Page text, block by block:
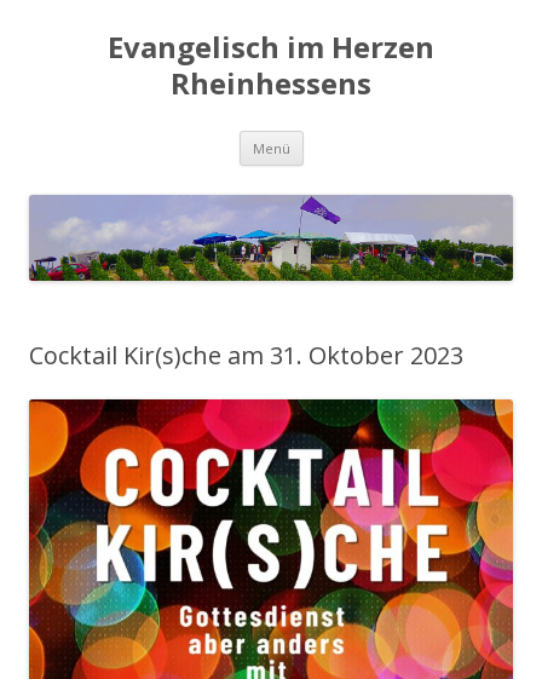
Evangelisch im Herzen
Rheinhessens
Menü Zum
springen
Cocktail Kir(s)che am 31. Oktober 2023